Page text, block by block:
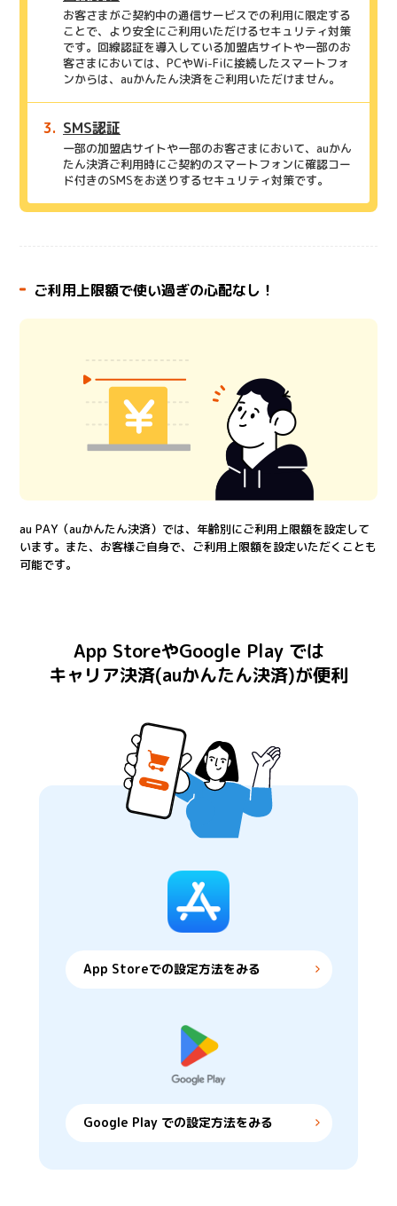
お客さまがご契約中の通信サービスでの利用に限定する
ことで、より安全にご利用いただけるセキュリティ対策
です。回線認証を導入している加盟店サイトや一部のお
客さまにおいては、PCやWi-Fiに接続したスマートフォ
ンからは、auかんたん決済をご利用いただけません。
SMS認証
一部の加盟店サイトや一部のお客さまにおいて、auかん
たん決済ご利用時にご契約のスマートフォンに確認コー
ド付きのSMSをお送りするセキュリティ対策です。
ご利用上限額で使い過ぎの心配なし！
au PAY（auかんたん決済）では、年齢別にご利用上限額を設定して
います。また、お客様ご自身で、ご利用上限額を設定いただくことも
可能です。
App StoreやGoogle Play では
キャリア決済(auかんたん決済)が便利
App Storeでの設定方法をみる
Google Play での設定方法をみる